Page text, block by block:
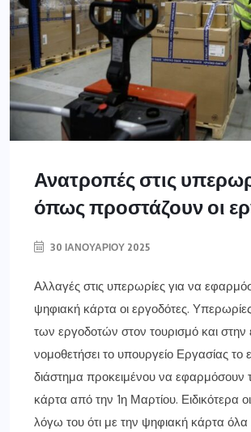
Ανατροπές στις
όπως προστάζουν οι
30 ΙΑΝΟΥΑΡΊΟΥ 2025
Αλλαγές στις υπερωρίες για να
ψηφιακή κάρτα οι εργοδότες.
των εργοδοτών στον τουρισμό και στην
νομοθετήσει το υπουργείο Εργασίας το
διάστημα προκειμένου να εφαρμόσουν
κάρτα από την 1η Μαρτίου. Ειδικότερα
λόγω του ότι με την ψηφιακή κάρτα όλα